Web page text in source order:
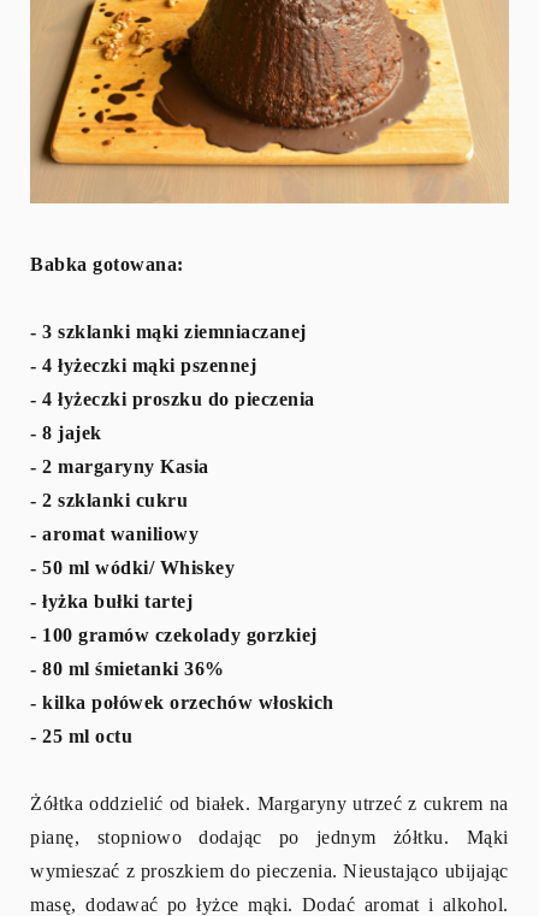
Babka gotowana:
- 3 szklanki mąki ziemniaczanej
- 4 łyżeczki mąki pszennej
- 4 łyżeczki proszku do pieczenia
- 8 jajek
- 2 margaryny Kasia
- 2 szklanki cukru
- aromat waniliowy
- 50 ml wódki/ Whiskey
- łyżka bułki tartej
- 100 gramów czekolady gorzkiej
- 80 ml śmietanki 36%
- kilka połówek orzechów włoskich
- 25 ml octu
Żółtka oddzielić od białek. Margaryny utrzeć z cukrem na
pianę, stopniowo dodając po jednym żółtku. Mąki
wymieszać z proszkiem do pieczenia. Nieustająco ubijając
masę, dodawać po łyżce mąki. Dodać aromat i alkohol.